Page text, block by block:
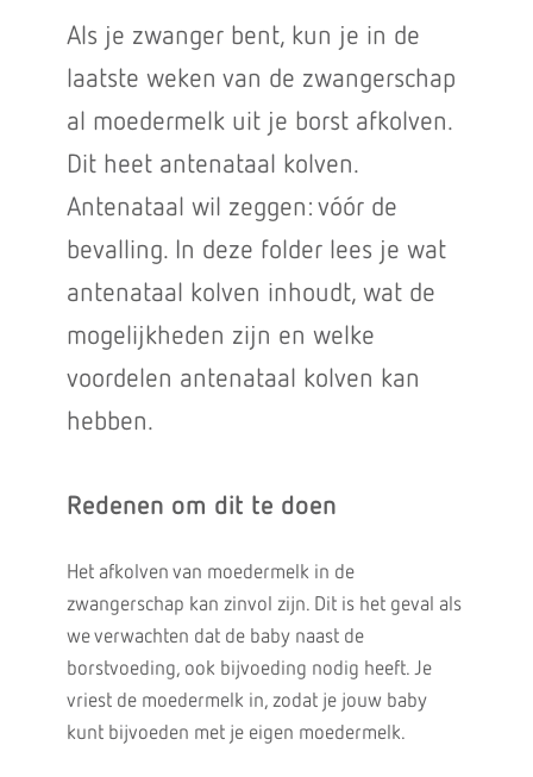
Als je zwanger bent, kun je in de
laatste weken van de zwangerschap
al moedermelk uit je borst afkolven.
Dit heet antenataal kolven.
Antenataal wil zeggen: vóór de
bevalling. In deze folder lees je wat
antenataal kolven inhoudt, wat de
mogelijkheden zijn en welke
voordelen antenataal kolven kan
hebben.
Redenen om dit te doen
Het afkolven van moedermelk in de
zwangerschap kan zinvol zijn. Dit is het geval als
we verwachten dat de baby naast de
borstvoeding, ook bijvoeding nodig heeft. Je
vriest de moedermelk in, zodat je jouw baby
kunt bijvoeden met je eigen moedermelk.